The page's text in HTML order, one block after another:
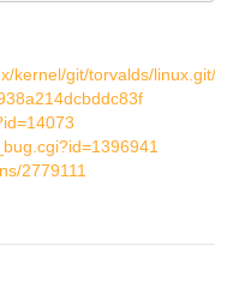
kernel/git/torvalds/linux.git/
2779111